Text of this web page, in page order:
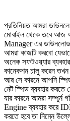
প্রতিনিয়ত আমরা
মোবাইল থেকে তবে আজ
Manager এর ডাউনলোড
আমরা কাজটি করবো
অনেক সফটওয়্যার
কানেকশন চালু করেন
আর সে কারনে আপনি
নেট স্পিড ব্যবহার
যার কারনে আমরা
Engine ব্যবহার করে
করতে হবে তা নিম্নে